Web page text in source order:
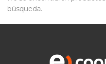
búsqueda.